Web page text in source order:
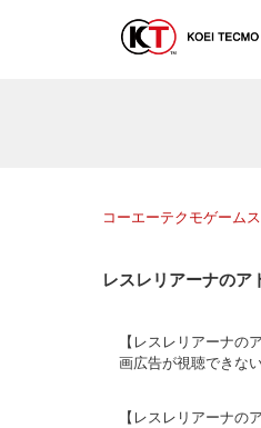
コーエーテクモゲームス
レスレリアーナのア
【レスレリアーナの
画広告が視聴できな
【レスレリアーナの